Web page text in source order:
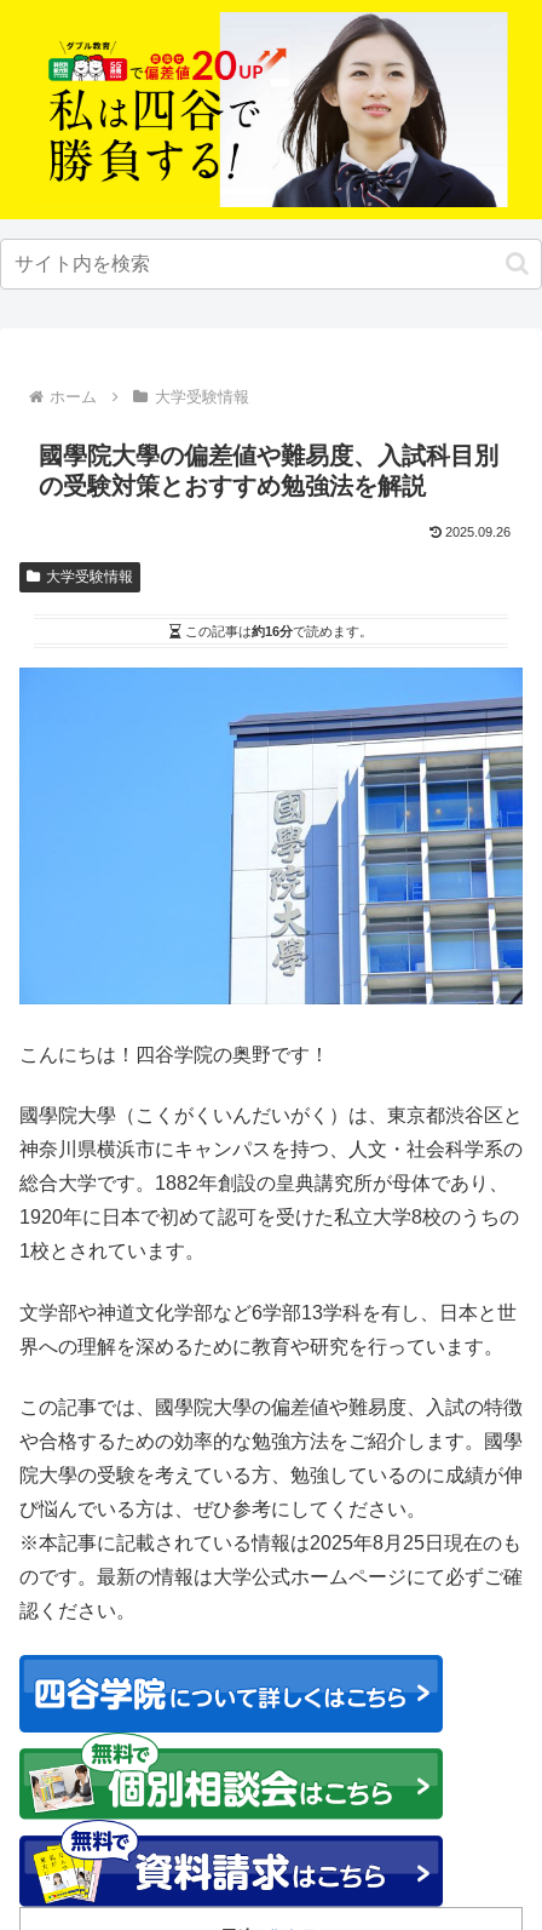
ホーム 大学受験情報
國學院大學の偏差値や難易度、入試科目別
の受験対策とおすすめ勉強法を解説
2025.09.26
大学受験情報
この記事は約16分で読めます。
こんにちは！四谷学院の奥野です！
國學院大學（こくがくいんだいがく）は、東京都渋谷区と
神奈川県横浜市にキャンパスを持つ、人文・社会科学系の
総合大学です。1882年創設の皇典講究所が母体であり、
1920年に日本で初めて認可を受けた私立大学8校のうちの
1校とされています。
文学部や神道文化学部など6学部13学科を有し、日本と世
界への理解を深めるために教育や研究を行っています。
この記事では、國學院大學の偏差値や難易度、入試の特徴
や合格するための効率的な勉強方法をご紹介します。國學
院大學の受験を考えている方、勉強しているのに成績が伸
び悩んでいる方は、ぜひ参考にしてください。
※本記事に記載されている情報は2025年8月25日現在のも
のです。最新の情報は大学公式ホームページにて必ずご確
認ください。